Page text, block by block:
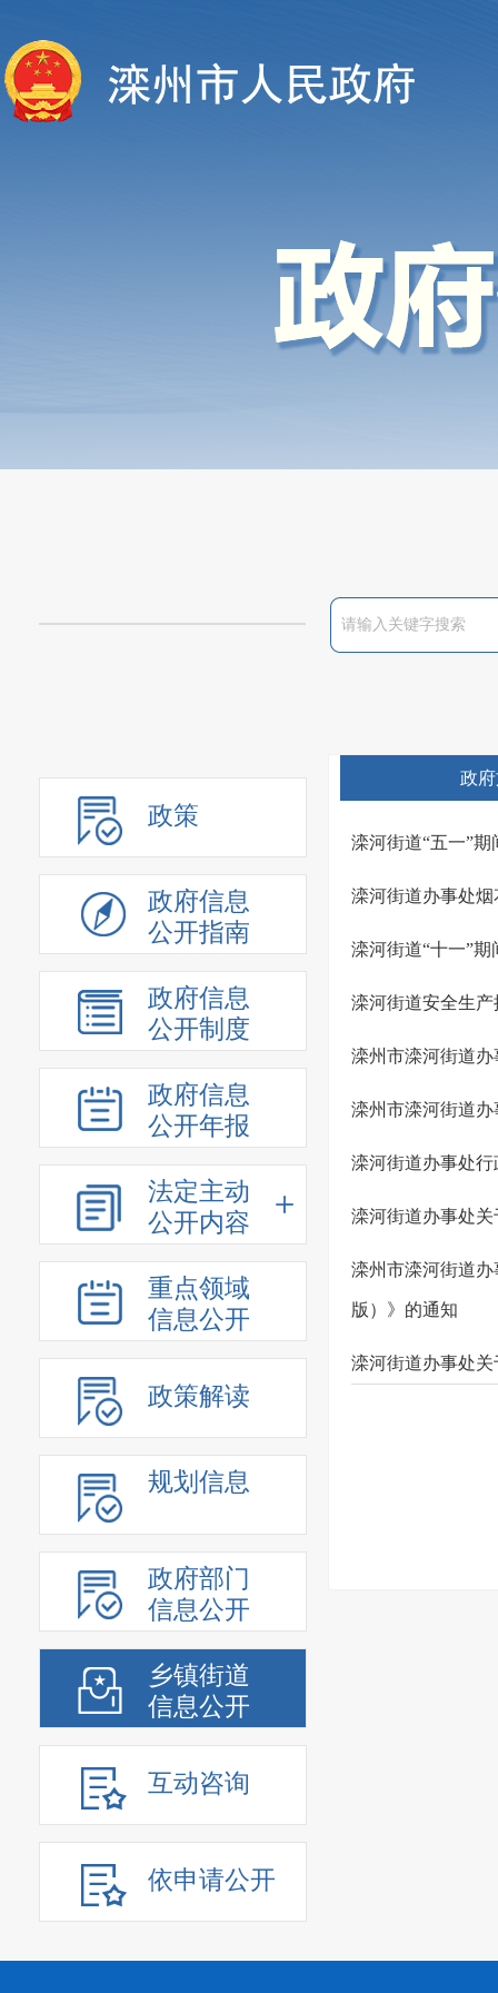
政策
政府信息
公开指南
政府信息
公开制度
政府信息
公开年报
法定主动
公开内容
重点领域
信息公开
政策解读
规划信息
政府部门
信息公开
乡镇街道
信息公开
互动咨询
依申请公开
政
滦河街道“五一”
滦河街道办事处
滦河街道“十一”
滦河街道安全生
滦州市滦河街道办
滦州市滦河街道
滦河街道办事处
滦河街道办事处
滦州市滦河街道
版）》的通知
滦河街道办事处关